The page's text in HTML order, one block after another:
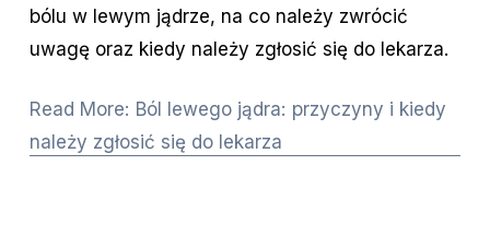
bólu w lewym jądrze, na co należy zwrócić
uwagę oraz kiedy należy zgłosić się do lekarza.
Read More: Ból lewego jądra: przyczyny i kiedy
należy zgłosić się do lekarza